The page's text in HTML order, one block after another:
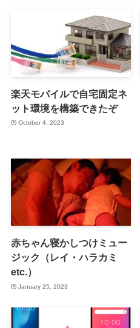
楽天モバイルで自宅固定ネ
ット環境を構築できたぞ
October 4, 2023
赤ちゃん寝かしつけミュー
ジック（レイ・ハラカミ
etc.）
January 25, 2023